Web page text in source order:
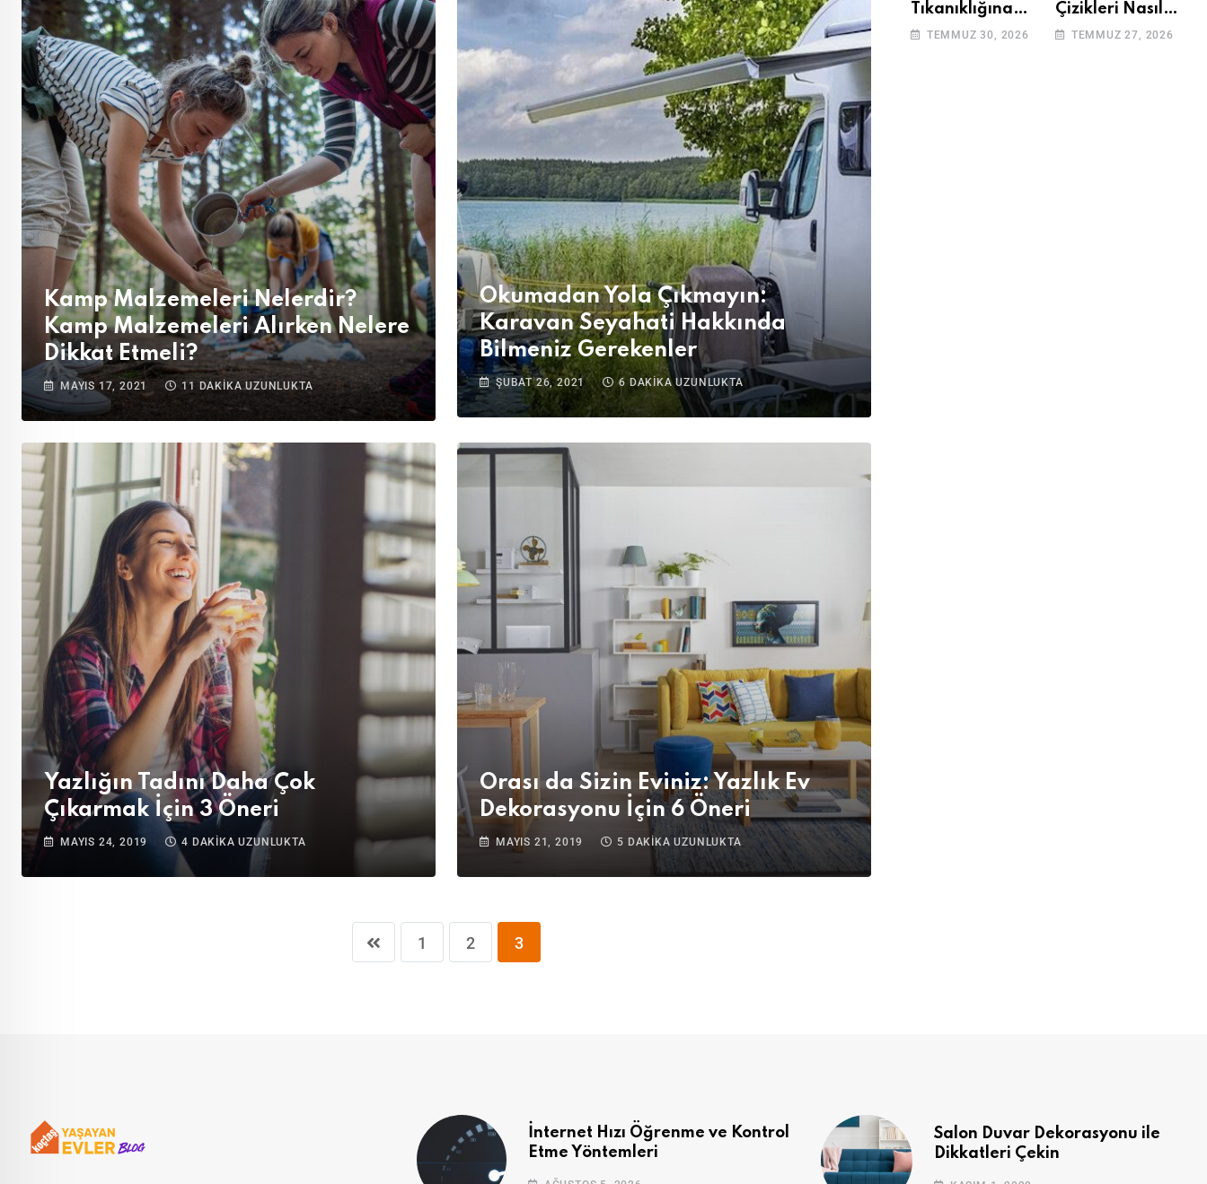
Kamp Malzemeleri Nelerdir?
Kamp Malzemeleri Alırken Nelere
Dikkat Etmeli?
MAYIS 17, 2021 11 DAKIKA UZUNLUKTA
Okumadan Yola Çıkmayın:
Karavan Seyahati Hakkında
Bilmeniz Gerekenler
ŞUBAT 26, 2021 6 DAKIKA UZUNLUKTA
Yazlığın Tadını Daha Çok
Çıkarmak İçin 3 Öneri
MAYIS 24, 2019 4 DAKIKA UZUNLUKTA
Orası da Sizin Eviniz: Yazlık Ev
Dekorasyonu İçin 6 Öneri
MAYIS 21, 2019 5 DAKIKA UZUNLUKTA
1 2 3
Tıkanıklığına
Çözüm: Basit
TEMMUZ 30, 2026
Çizikleri Nasıl
Giderilir? Adım
TEMMUZ 27, 2026
İnternet Hızı Öğrenme ve Kontrol
Etme Yöntemleri
Salon Duvar Dekorasyonu ile
Dikkatleri Çekin